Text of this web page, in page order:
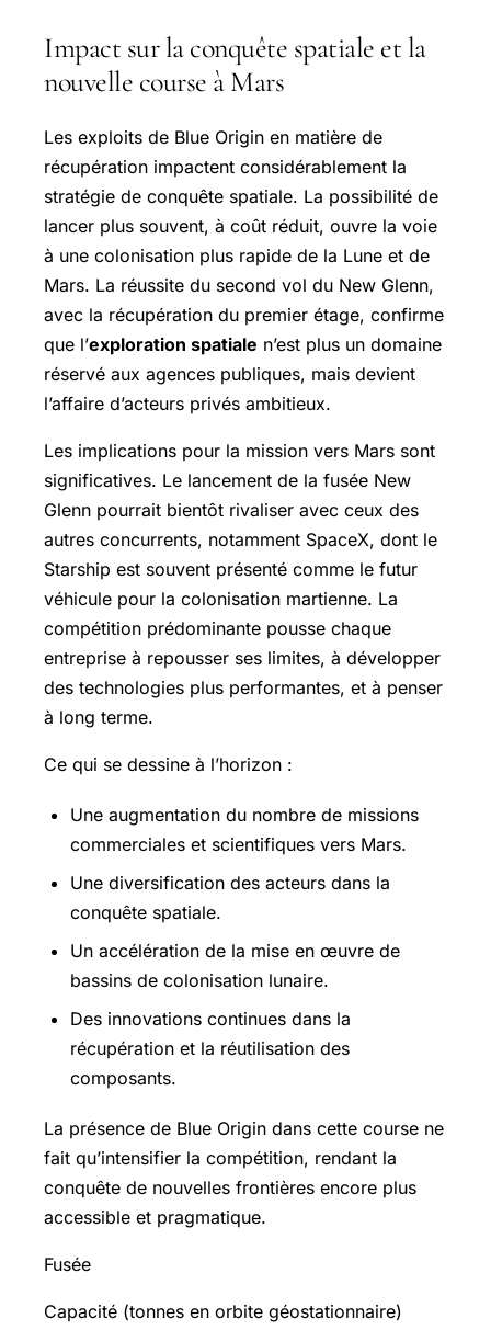
Impact sur la conquête spatiale et la
nouvelle course à Mars
Les exploits de Blue Origin en matière de
récupération impactent considérablement la
stratégie de conquête spatiale. La possibilité de
lancer plus souvent, à coût réduit, ouvre la voie
à une colonisation plus rapide de la Lune et de
Mars. La réussite du second vol du New Glenn,
avec la récupération du premier étage, confirme
que l’exploration spatiale n’est plus un domaine
réservé aux agences publiques, mais devient
l’affaire d’acteurs privés ambitieux.
Les implications pour la mission vers Mars sont
significatives. Le lancement de la fusée New
Glenn pourrait bientôt rivaliser avec ceux des
autres concurrents, notamment SpaceX, dont le
Starship est souvent présenté comme le futur
véhicule pour la colonisation martienne. La
compétition prédominante pousse chaque
entreprise à repousser ses limites, à développer
des technologies plus performantes, et à penser
à long terme.
Ce qui se dessine à l’horizon :
Une augmentation du nombre de missions
commerciales et scientifiques vers Mars.
Une diversification des acteurs dans la
conquête spatiale.
Un accélération de la mise en œuvre de
bassins de colonisation lunaire.
Des innovations continues dans la
récupération et la réutilisation des
composants.
La présence de Blue Origin dans cette course ne
fait qu’intensifier la compétition, rendant la
conquête de nouvelles frontières encore plus
accessible et pragmatique.
Fusée
Capacité (tonnes en orbite géostationnaire)